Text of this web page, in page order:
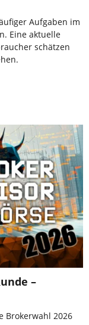
Aufgaben im
Eine aktuelle
schätzen
–
Brokerwahl 2026